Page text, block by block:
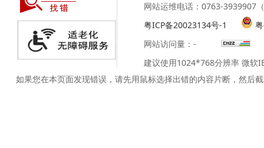
网站运维电话：0763-3939907
粤ICP备20023134号-1
网站访问量： -
建议使用1024*768分辨率 微软
如果您在本页面发现错误，请先用鼠标选择出错的内容片断，然后